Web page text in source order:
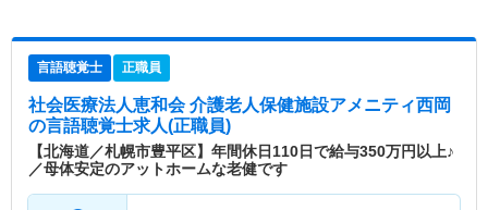
言語聴覚士 正職員
社会医療法人恵和会 介護老人保健施設アメニティ西岡
の言語聴覚士求人(正職員)
【北海道／札幌市豊平区】年間休日110日で給与350万円以上♪
／母体安定のアットホームな老健です